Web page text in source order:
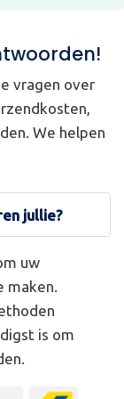
vragen over
We helpen
jullie?
uw
maken.
is om